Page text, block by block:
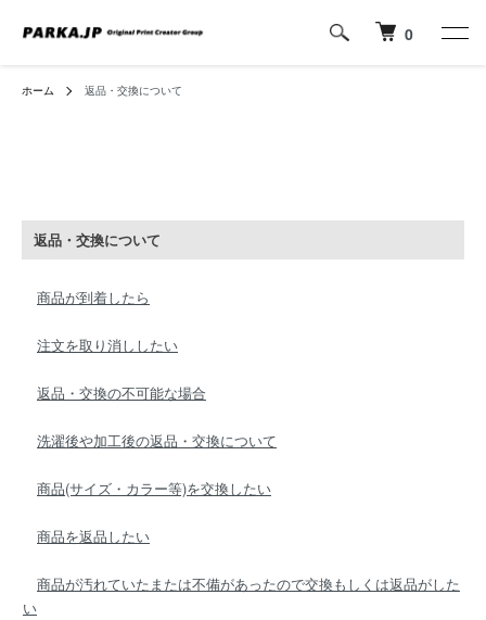
0
ホーム 返品・交換について
返品・交換について
商品が到着したら
注文を取り消ししたい
返品・交換の不可能な場合
洗濯後や加工後の返品・交換について
商品(サイズ・カラー等)を交換したい
商品を返品したい
商品が汚れていたまたは不備があったので交換もしくは返品がした
い